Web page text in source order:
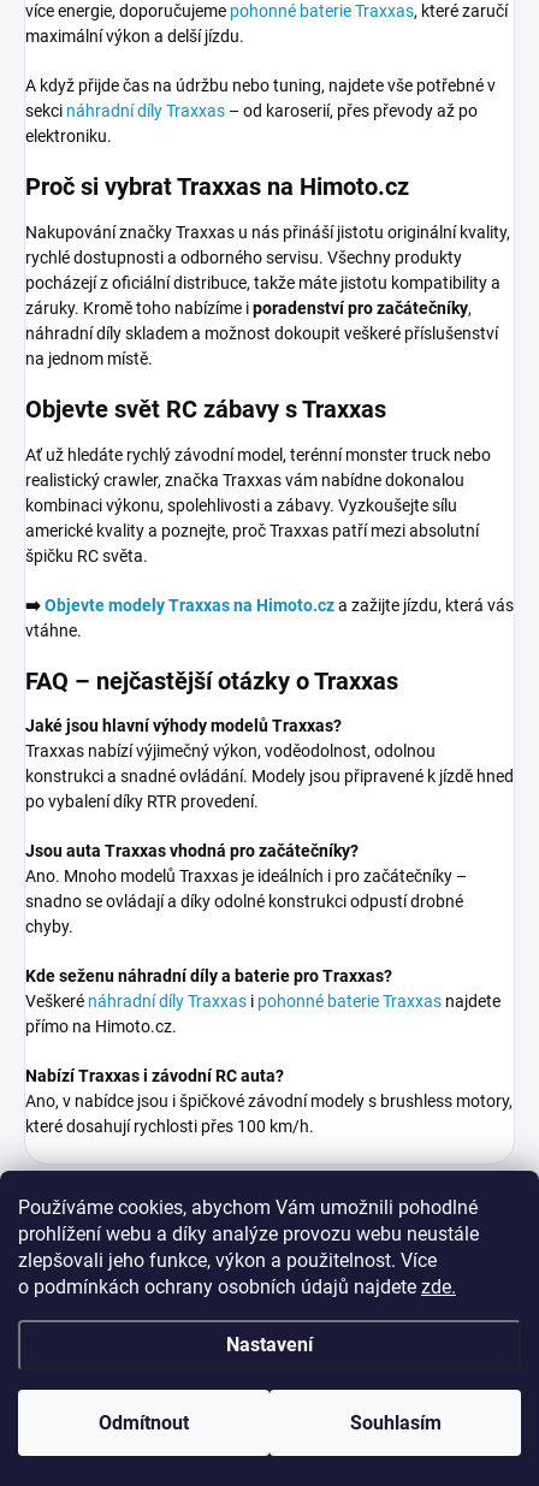
Používáme cookies, abychom Vám umožnili pohodlné
prohlížení webu a díky analýze provozu webu neustále
zlepšovali jeho funkce, výkon a použitelnost. Více
o podmínkách ochrany osobních údajů najdete zde.
Nastavení
Odmítnout Souhlasím
více energie, doporučujeme pohonné baterie Traxxas, které zaručí
maximální výkon a delší jízdu.
A když přijde čas na údržbu nebo tuning, najdete vše potřebné v
sekci náhradní díly Traxxas – od karoserií, přes převody až po
elektroniku.
Proč si vybrat Traxxas na Himoto.cz
Nakupování značky Traxxas u nás přináší jistotu originální kvality,
rychlé dostupnosti a odborného servisu. Všechny produkty
pocházejí z oficiální distribuce, takže máte jistotu kompatibility a
záruky. Kromě toho nabízíme iporadenství pro začátečníky,
náhradní díly skladem a možnost dokoupit veškeré příslušenství
na jednom místě.
Objevte svět RC zábavy s Traxxas
Ať už hledáte rychlý závodní model, terénní monster truck nebo
realistický crawler, značka Traxxas vám nabídne dokonalou
kombinaci výkonu, spolehlivosti a zábavy. Vyzkoušejte sílu
americké kvality a poznejte, proč Traxxas patří mezi absolutní
špičku RC světa.
➡️Objevte modely Traxxas na Himoto.cza zažijte jízdu, která vás
vtáhne.
FAQ – nejčastější otázky o Traxxas
Jaké jsou hlavní výhody modelů Traxxas?
Traxxas nabízí výjimečný výkon, voděodolnost, odolnou
konstrukci a snadné ovládání. Modely jsou připravené k jízdě hned
po vybalení díky RTR provedení.
Jsou auta Traxxas vhodná pro začátečníky?
Ano. Mnoho modelů Traxxas je ideálních i pro začátečníky –
snadno se ovládají a díky odolné konstrukci odpustí drobné
chyby.
Kde seženu náhradní díly a baterie pro Traxxas?
Veškeré náhradní díly Traxxas i pohonné baterie Traxxas najdete
přímo na Himoto.cz.
Nabízí Traxxas i závodní RC auta?
Ano, v nabídce jsou i špičkové závodní modely s brushless motory,
které dosahují rychlosti přes 100 km/h.